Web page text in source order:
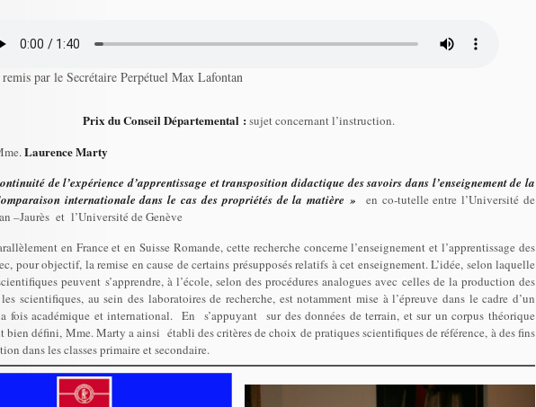
par le Secrétaire Perpétuel Max Lafontan
Prix du Conseil Départemental : sujet concernant l’instruction.
LaurenceMarty
de l’expérience d’apprentissage et transposition didactique des savoirs dans l’enseignement de la
internationale dans le cas des propriétés de la matière » en co-tutelle entre l’Université de
–Jaurès et l’Université de Genève
en France et en Suisse Romande, cette recherche concerne l’enseignement et l’apprentissage des
pour objectif, la remise en cause de certains présupposés relatifs à cet enseignement. L’idée, selon laquelle
peuvent s’apprendre, à l’école, selon des procédures analogues avec celles de la production des
scientifiques, au sein des laboratoires de recherche, est notamment mise à l’épreuve dans le cadre d’un
fois académique et international. En s’appuyant sur des données de terrain, et sur un corpus théorique
bien défini, Mme. Marty a ainsi établi des critères de choix de pratiques scientifiques de référence, à des fins
dans les classes primaire et secondaire.